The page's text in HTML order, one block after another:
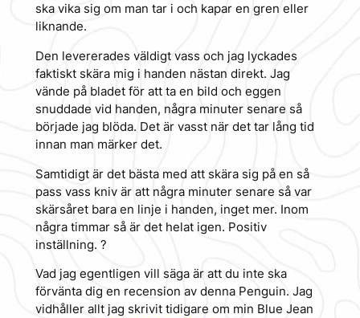
ska vika sig om man tar i och kapar en gren eller
liknande.
Den levererades väldigt vass och jag lyckades
faktiskt skära mig i handen nästan direkt. Jag
vände på bladet för att ta en bild och eggen
snuddade vid handen, några minuter senare så
började jag blöda. Det är vasst när det tar lång tid
innan man märker det.
Samtidigt är det bästa med att skära sig på en så
pass vass kniv är att några minuter senare så var
skärsåret bara en linje i handen, inget mer. Inom
några timmar så är det helat igen. Positiv
inställning. ?
Vad jag egentligen vill säga är att du inte ska
förvänta dig en recension av denna Penguin. Jag
vidhåller allt jag skrivit tidigare om min Blue Jean